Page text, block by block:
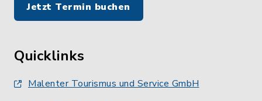
Jetzt Termin buchen
Quicklinks
Malenter Tourismus und Service GmbH